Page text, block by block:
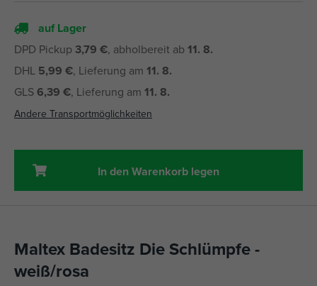
auf Lager
DPD Pickup 3,79 €, abholbereit ab 11. 8.
DHL 5,99 €, Lieferung am 11. 8.
GLS6,39 €, Lieferung am 11. 8.
Andere Transportmöglichkeiten
In den Warenkorb legen
Maltex Badesitz Die Schlümpfe -
weiß/rosa